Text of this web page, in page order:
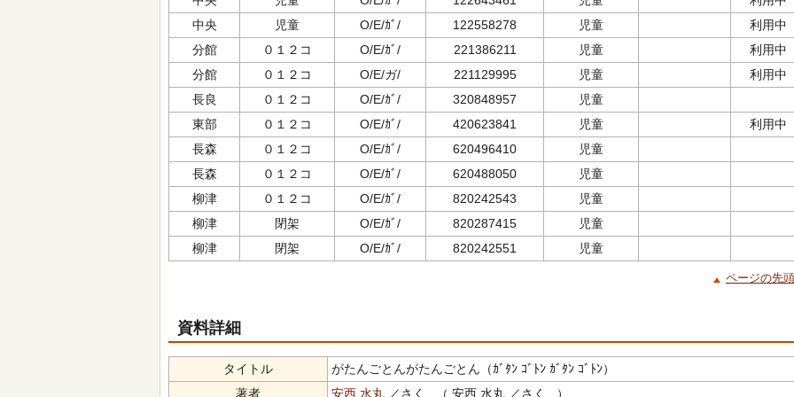
中央
児童 O/E/ｶﾞ/ 122558278 児童
利用中
分館
０１２コ O/E/ｶﾞ/ 221386211 児童
利用中
分館
０１２コ O/E/ガ/ 221129995 児童
利用中
長良
０１２コ O/E/ｶﾞ/ 320848957
児童
東部
０１２コ O/E/ｶﾞ/ 420623841 児童
利用中
長森
０１２コ O/E/ｶﾞ/ 620496410
児童
長森
０１２コ O/E/ｶﾞ/ 620488050
児童
柳津
０１２コ O/E/ｶﾞ/ 820242543
児童
柳津
閉架 O/E/ｶﾞ/ 820287415
児童
柳津
閉架 O/E/ｶﾞ/ 820242551 児童
ページの先
資料詳細
タイトル
がたんごとんがたんごとん（ｶﾞﾀﾝ ｺﾞﾄﾝ ｶﾞﾀﾝ ｺﾞﾄﾝ）
著者
安西 水丸 ／さく （ 安西 水丸 ／さく ）